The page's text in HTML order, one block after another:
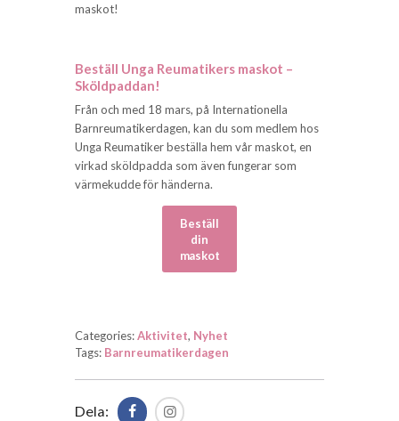
maskot!
Beställ Unga Reumatikers maskot –
Sköldpaddan!
Från och med 18 mars, på Internationella
Barnreumatikerdagen, kan du som medlem hos
Unga Reumatiker beställa hem vår maskot, en
virkad sköldpadda som även fungerar som
värmekudde för händerna.
Beställ
din
maskot
Categories:Aktivitet, Nyhet
Tags: Barnreumatikerdagen
Dela: